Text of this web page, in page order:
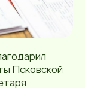
Псковской